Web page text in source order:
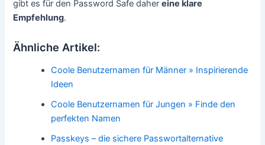
gibt es für den Password Safe dahereine klare
Empfehlung.
Ähnliche Artikel:
Coole Benutzernamen für Männer » Inspirierende
Ideen
Coole Benutzernamen für Jungen » Finde den
perfekten Namen
Passkeys – die sichere Passwortalternative